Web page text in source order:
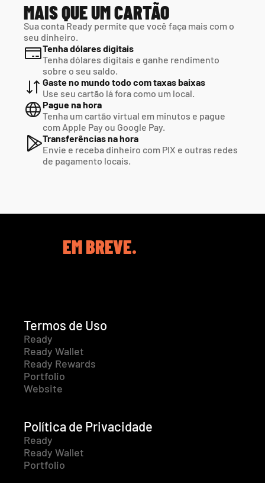
MAIS QUE UM CARTÃO
Sua conta Ready permite que você faça mais com o
seu dinheiro.
Tenha dólares digitais
Tenha dólares digitais e ganhe rendimento
sobre o seu saldo.
Gaste no mundo todo com taxas baixas
Use seu cartão lá fora como um local.
Pague na hora
Tenha um cartão virtual em minutos e pague
com Apple Pay ou Google Pay.
Transferências na hora
Envie e receba dinheiro com PIX e outras redes
de pagamento locais.
EM BREVE.
Termos de Uso
Ready
Ready Wallet
Ready Rewards
Portfolio
Website
Política de Privacidade
Ready
Ready Wallet
Portfolio